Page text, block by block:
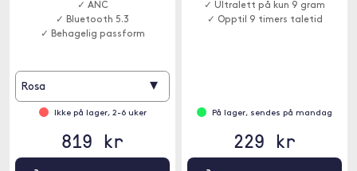
✓ ANC
✓ Bluetooth 5.3
✓ Behagelig passform
Rosa ▾
Ikke på lager, 2-6 uker
819 kr
✓ Ultralett på kun 9 gram
✓ Opptil 9 timers taletid
På lager, sendes på mandag
229 kr